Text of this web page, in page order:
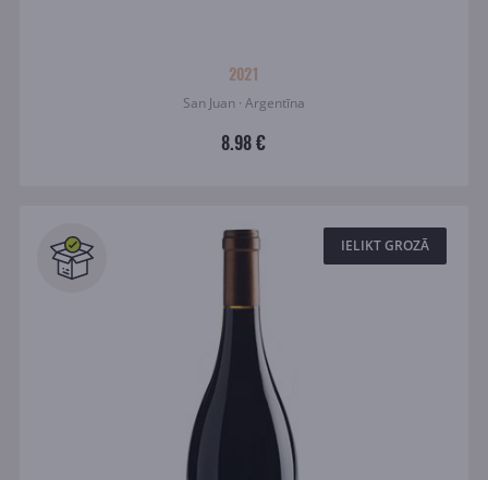
2021
San Juan · Argentīna
8.98 €
IELIKT GROZĀ